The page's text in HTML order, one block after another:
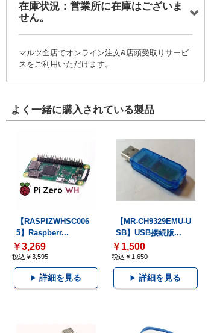
在庫状況：営業所に在庫はございま
せん。
マルツ全店でオンライン注文&店頭受取りサービ
スをご利用いただけます。
よく一緒に購入されている製品
【RASPIZWHSC006
5】Raspberr...
￥3,269
税込￥3,595
詳細を見る
【MR-CH9329EMU-U
SB】USB接続版...
￥1,500
税込￥1,650
詳細を見る